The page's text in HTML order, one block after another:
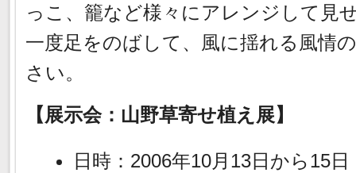
っこ、籠など様々にアレンジして見
一度足をのばして、風に揺れる風情
さい。
【展示会：山野草寄せ植え展】
日時：2006年10月13日から15日